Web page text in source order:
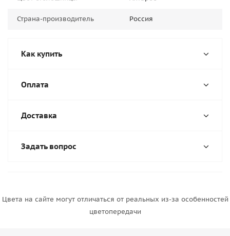
Страна-производитель Россия
Как купить
Оплата
Доставка
Задать вопрос
Цвета на сайте могут отличаться от реальных из-за особенностей
цветопередачи